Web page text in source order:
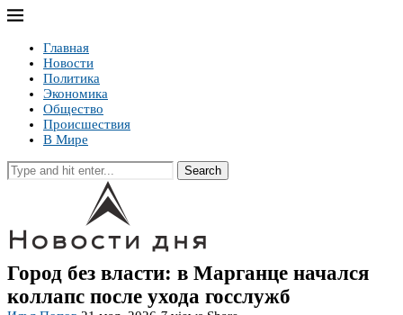
Главная
Новости
Политика
Экономика
Общество
Происшествия
В Мире
Search
Город без власти: в Марганце начался
коллапс после ухода госслужб